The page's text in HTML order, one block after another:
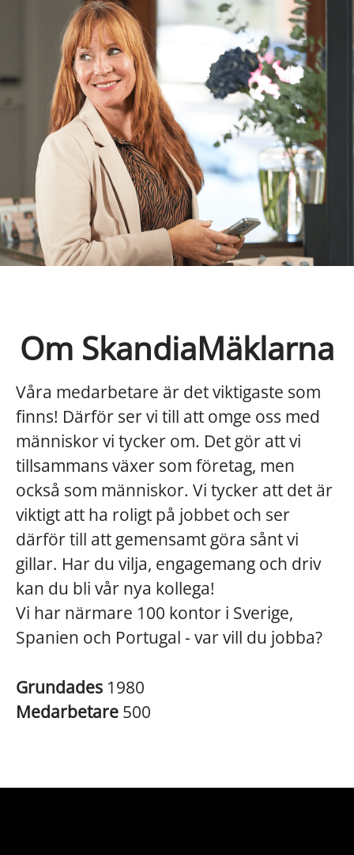
Om SkandiaMäklarna
Våra medarbetare är det viktigaste som
finns! Därför ser vi till att omge oss med
människor vi tycker om. Det gör att vi
tillsammans växer som företag, men
också som människor. Vi tycker att det är
viktigt att ha roligt på jobbet och ser
därför till att gemensamt göra sånt vi
gillar. Har du vilja, engagemang och driv
kan du bli vår nya kollega!
Vi har närmare 100 kontor i Sverige,
Spanien och Portugal - var vill du jobba?
Grundades 1980
Medarbetare 500